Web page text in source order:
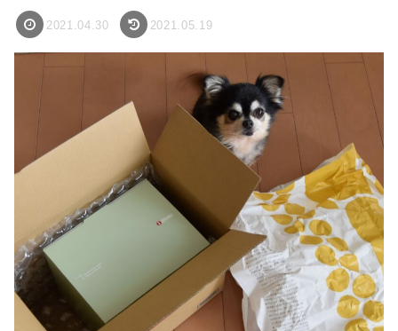
2021.04.30 2021.05.19